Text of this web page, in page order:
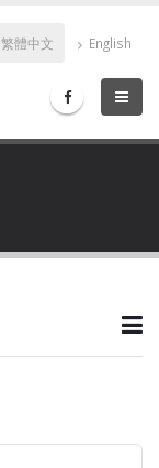
繁體中文 English